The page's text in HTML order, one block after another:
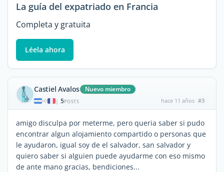
La guía del expatriado en Francia
Completa y gratuita
Léela ahora
Castiel Avalos Nuevo miembro
| 5POSTS hace 11 años #3
amigo disculpa por meterme, pero queria saber si pudo
encontrar algun alojamiento compartido o personas que
le ayudaron, igual soy de el salvador, san salvador y
quiero saber si alguien puede ayudarme con eso mismo
de ante mano gracias, bendiciones...